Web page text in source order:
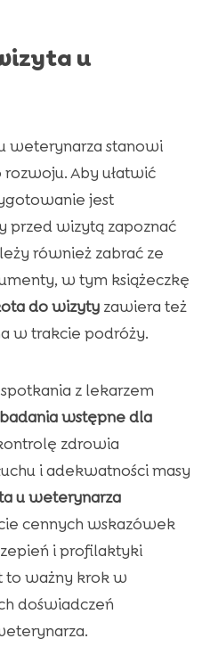
u
weterynarza stanowi
Aby ułatwić
jest
przed wizytą zapoznać
również zabrać ze
w tym książeczkę
do wizytyzawiera też
w trakcie podróży.
z lekarzem
badania wstępne dla
zdrowia
i adekwatności masy
u weterynarza
cennych wskazówek
i profilaktyki
to ważny krok w
doświadczeń